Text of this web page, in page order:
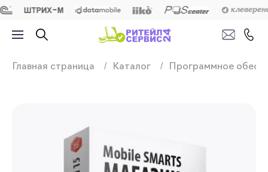
Продажа,
Главная страница Каталог Программное